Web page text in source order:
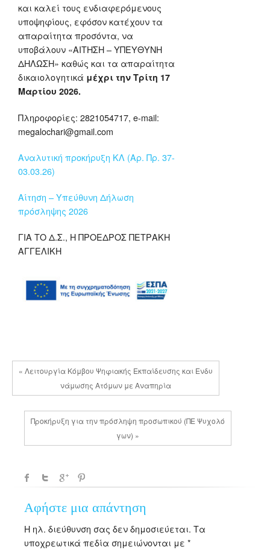
και καλεί τους ενδιαφερόμενους
υποψηφίους, εφόσον κατέχουν τα
απαραίτητα προσόντα, να
υποβάλουν «ΑΙΤΗΣΗ – ΥΠΕΥΘΥΝΗ
ΔΗΛΩΣΗ» καθώς και τα απαραίτητα
δικαιολογητικά μέχρι την Τρίτη 17
Μαρτίου 2026.
Πληροφορίες: 2821054717, e-mail:
megalochari@gmail.com
Αναλυτική προκήρυξη ΚΛ (Αρ. Πρ. 37-
03.03.26)
Αίτηση – Υπεύθυνη Δήλωση
πρόσληψης 2026
ΓΙΑ ΤΟ Δ.Σ., Η ΠΡΟΕΔΡΟΣ ΠΕΤΡΑΚΗ
ΑΓΓΕΛΙΚΗ
« Λειτουργία Κόμβου Ψηφιακής Εκπαίδευσης και Ενδυ
νάμωσης Ατόμων με Αναπηρία
Προκήρυξη για την πρόσληψη προσωπικού (ΠΕ Ψυχολό
γων) »
Αφήστε μια απάντηση
Η ηλ. διεύθυνση σας δεν δημοσιεύεται. Τα
υποχρεωτικά πεδία σημειώνονται με *